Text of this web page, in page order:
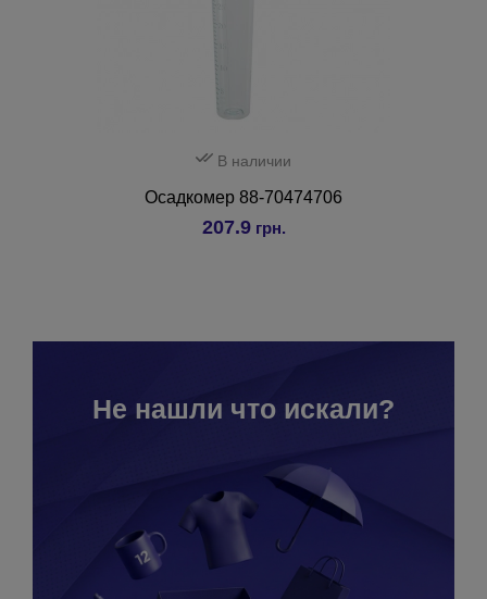
В наличии
Осадкомер 88-70474706
207.9грн.
Не нашли что искали?